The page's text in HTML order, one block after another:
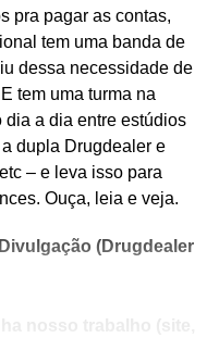
pra pagar as contas,
tem uma banda de
dessa necessidade de
tem uma turma na
a dia entre estúdios
dupla Drugdealer e
– e leva isso para
Ouça, leia e veja.
(Drugdealer